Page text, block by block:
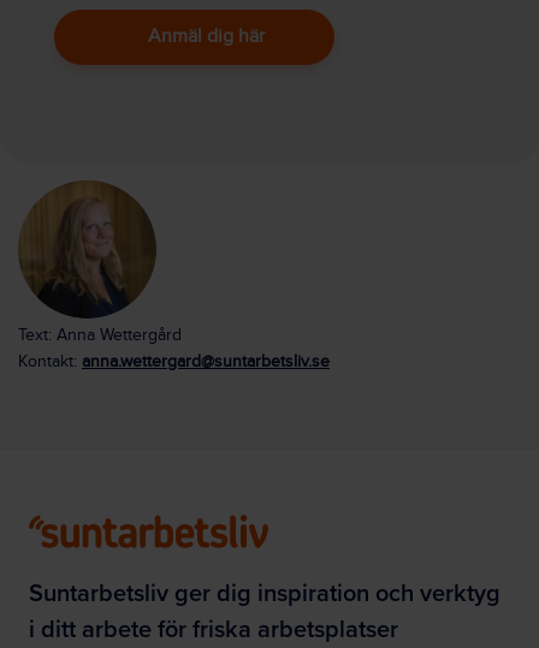
Anmäl dig här
Text: Anna Wettergård
Kontakt: anna.wettergard@suntarbetsliv.se
Suntarbetsliv ger dig inspiration och verktyg
i ditt arbete för friska arbetsplatser